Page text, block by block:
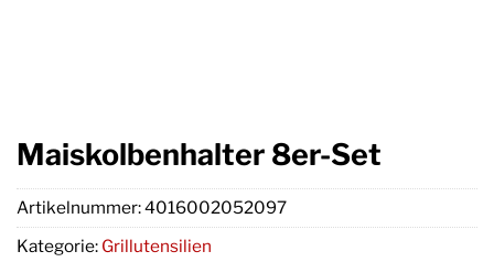
Maiskolbenhalter 8er-Set
Artikelnummer:4016002052097
Kategorie: Grillutensilien